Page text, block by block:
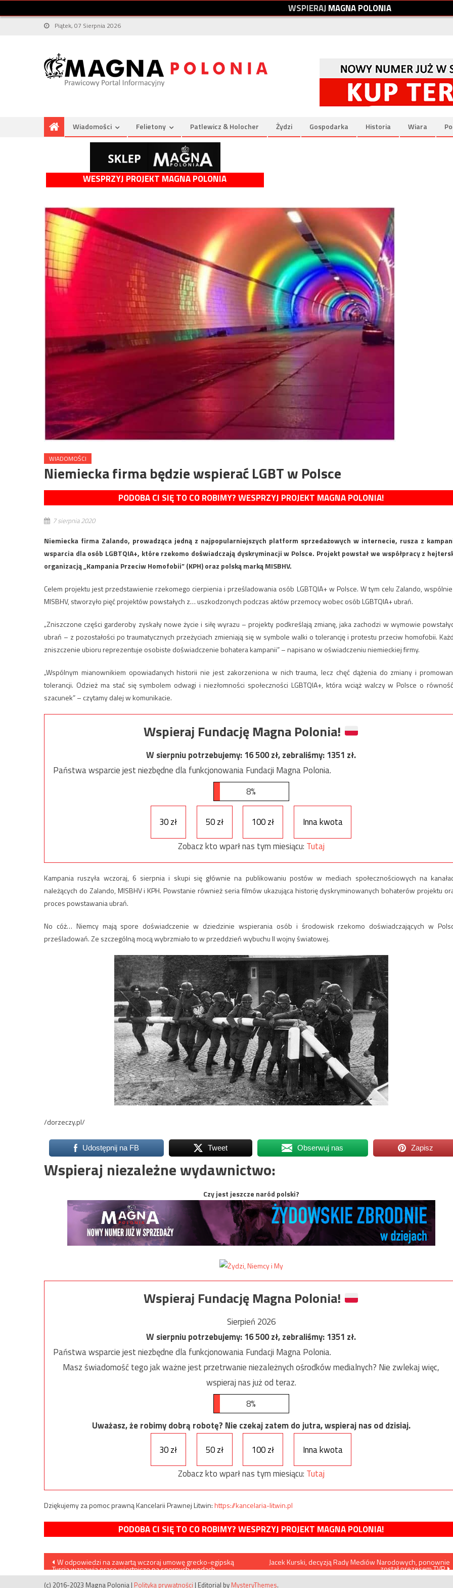
WSPIERAJMAGNAPOLONIA
Piątek, 07 Sierpnia 2026
Wiadomości Felietony Patlewicz & Holocher Żydzi Gospodarka Historia Wiara
WESPRZYJ PROJEKT MAGNA POLONIA
WIADOMOŚCI
Niemiecka firma będzie wspierać LGBT w Polsce
PODOBA CI SIĘ TO CO ROBIMY? WESPRZYJ PROJEKT MAGNA POLONIA!
7 sierpnia 2020
Niemiecka firma Zalando, prowadząca jedną z najpopularniejszych platform sprzedażowych w internecie, rusza z
wsparcia dla osób LGBTQIA+, które rzekomo doświadczają dyskryminacji w Polsce. Projekt powstał we współpracy z
organizacją „Kampania Przeciw Homofobii” (KPH) oraz polską marką MISBHV.
Celem projektu jest przedstawienie rzekomego cierpienia i prześladowania osób LGBTQIA+ w Polsce. W tym celu Zalando,
MISBHV, stworzyło pięć projektów powstałych z… uszkodzonych podczas aktów przemocy wobec osób LGBTQIA+ ubrań.
„Zniszczone części garderoby zyskały nowe życie i siłę wyrazu – projekty podkreślają zmianę, jaka zachodzi w wymowie
ubrań – z pozostałości po traumatycznych przeżyciach zmieniają się w symbole walki o tolerancję i protestu przeciw homofobii.
zniszczenie ubioru reprezentuje osobiste doświadczenie bohatera kampanii” – napisano w oświadczeniu niemieckiej firmy.
„Wspólnym mianownikiem opowiadanych historii nie jest zakorzeniona w nich trauma, lecz chęć dążenia do zmiany i
tolerancji. Odzież ma stać się symbolem odwagi i niezłomności społeczności LGBTQIA+, która wciąż walczy w Polsce o
szacunek” – czytamy dalej w komunikacie.
Wspieraj Fundację Magna Polonia!
W sierpniu potrzebujemy:16 500zł, zebraliśmy:1351 zł.
Państwa wsparcie jest niezbędne dla funkcjonowania Fundacji Magna Polonia.
8%
30 zł 50 zł 100 zł
Inna kwota
Zobacz kto wparł nas tym miesiącu: Tutaj
Kampania ruszyła wczoraj, 6 sierpnia i skupi się głównie na publikowaniu postów w mediach społecznościowych na
należących do Zalando, MISBHV i KPH. Powstanie również seria filmów ukazująca historię dyskryminowanych bohaterów projektu
proces powstawania ubrań.
No cóż… Niemcy mają spore doświadczenie w dziedzinie wspierania osób i środowisk rzekomo doświadczających w
prześladowań. Ze szczególną mocą wybrzmiało to w przeddzień wybuchu II wojny światowej.
/dorzeczy.pl/
Udostępnij na FB Tweet Obserwuj nas Zapisz
Wspieraj niezależne wydawnictwo:
Czy jest jeszcze naród polski?
Wspieraj Fundację Magna Polonia!
Sierpień 2026
W sierpniu potrzebujemy:16 500zł, zebraliśmy:1351 zł.
Państwa wsparcie jest niezbędne dla funkcjonowania Fundacji Magna Polonia.
Masz świadomość tego jak ważne jest przetrwanie niezależnych ośrodków medialnych? Nie zwlekaj więc,
wspieraj nas już od teraz.
8%
Uważasz, że robimy dobrą robotę? Nie czekaj zatem do jutra, wspieraj nas od dzisiaj.
30 zł
50 zł 100 zł
Inna kwota
Zobacz kto wparł nas tym miesiącu: Tutaj
Dziękujemy za pomoc prawną Kancelarii Prawnej Litwin:https://kancelaria-litwin.pl
PODOBA CI SIĘ TO CO ROBIMY? WESPRZYJ PROJEKT MAGNA POLONIA!
Nawigacja
wpisu
W odpowiedzi na zawartą wczoraj umowę grecko-egipską
Turcja wznawia prace wiertnicze na spornych wodach
Jacek Kurski, decyzją Rady Mediów Narodowych, ponownie
został prezesem TVP
(c) 2016-2023 Magna Polonia | Polityka prywatności | Editorial by MysteryThemes.